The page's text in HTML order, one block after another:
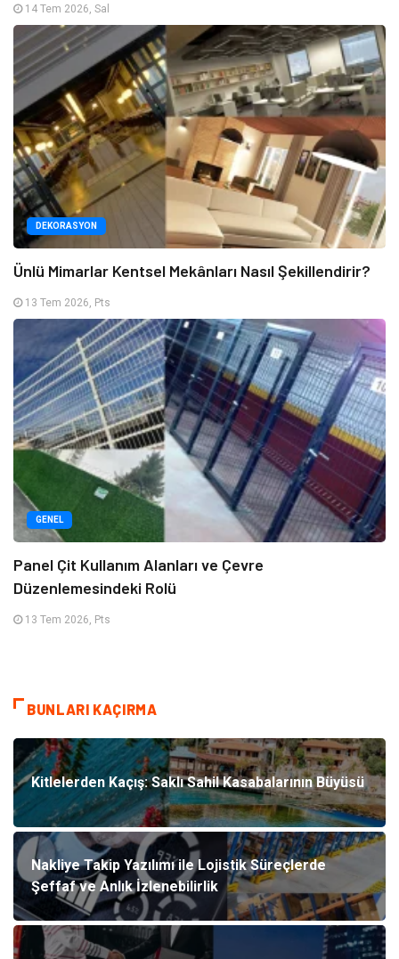
14 Tem 2026, Sal
DEKORASYON
Ünlü Mimarlar Kentsel Mekânları Nasıl Şekillendirir?
13 Tem 2026, Pts
GENEL
Panel Çit Kullanım Alanları ve Çevre
Düzenlemesindeki Rolü
13 Tem 2026, Pts
BUNLARI KAÇIRMA
Kitlelerden Kaçış: Saklı Sahil Kasabalarının Büyüsü
Nakliye Takip Yazılımı ile Lojistik Süreçlerde
Şeffaf ve Anlık İzlenebilirlik